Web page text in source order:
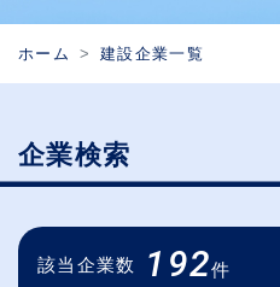
ホーム 建設企業一覧
企業検索
該当企業数 192件